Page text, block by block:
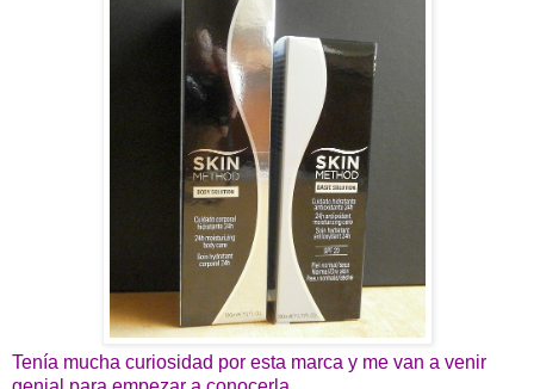
Tenía mucha curiosidad por esta marca y me van a venir